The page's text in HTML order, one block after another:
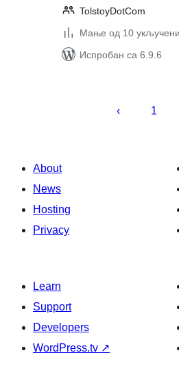
TolstoyDotCom
Мање од 10
Испробан са 6.9.6
чланака
1
About
News
Hosting
Privacy
Learn
Support
Developers
WordPress.tv ↗